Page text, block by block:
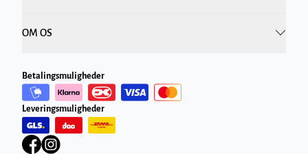
OM OS
Betalingsmuligheder
Leveringsmuligheder